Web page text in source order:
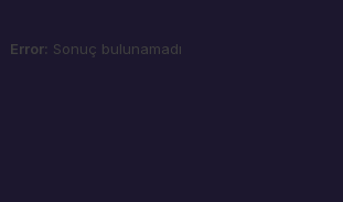
Error: Sonuç bulunamadı